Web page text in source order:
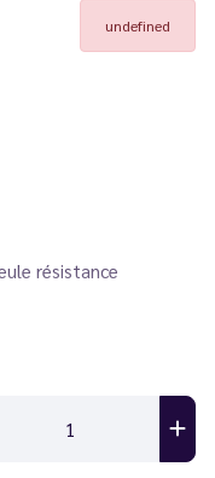
undefined
résistance
des eliquides